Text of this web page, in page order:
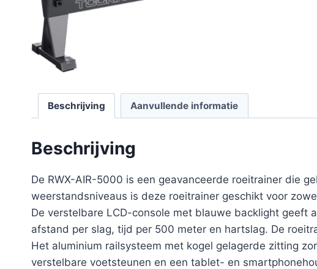
Beschrijving Aanvullende informatie
Beschrijving
De RWX-AIR-5000 is een geavanceerde roeitrainer die
weerstandsniveaus is deze roeitrainer geschikt voor
De verstelbare LCD-console met blauwe backlight geeft
afstand per slag, tijd per 500 meter en hartslag. De
Het aluminium railsysteem met kogel gelagerde zitting
verstelbare voetsteunen en een tablet- en